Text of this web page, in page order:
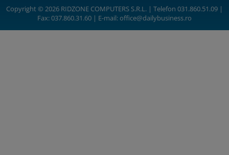
Copyright © 2026 RIDZONE COMPUTERS S.R.L. | Telefon 031.860.51.09 |
Fax: 037.860.31.60 | E-mail:office@dailybusiness.ro